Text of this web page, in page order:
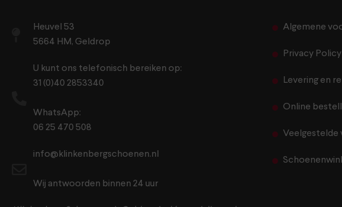
Heuvel 53
5664 HM, Geldrop
U kunt ons telefonisch bereiken op:
31 (0)40 2853340
WhatsApp:
06 25 470 508
info@klinkenbergschoenen.nl
Wij antwoorden binnen 24 uur
Algemene
Privacy Policy
Levering en
Online
Veelgestelde